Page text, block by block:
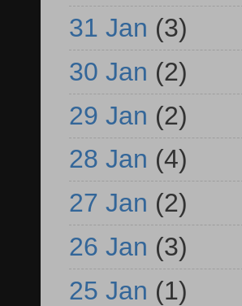
31 Jan (3)
30 Jan (2)
29 Jan (2)
28 Jan (4)
27 Jan (2)
26 Jan (3)
25 Jan (1)